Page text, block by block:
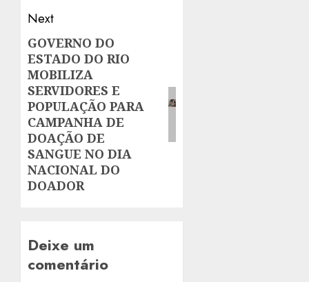
Next
Next
post:
GOVERNO DO
ESTADO DO RIO
MOBILIZA
SERVIDORES E
POPULAÇÃO PARA
CAMPANHA DE
DOAÇÃO DE
SANGUE NO DIA
NACIONAL DO
DOADOR
Deixe um
comentário